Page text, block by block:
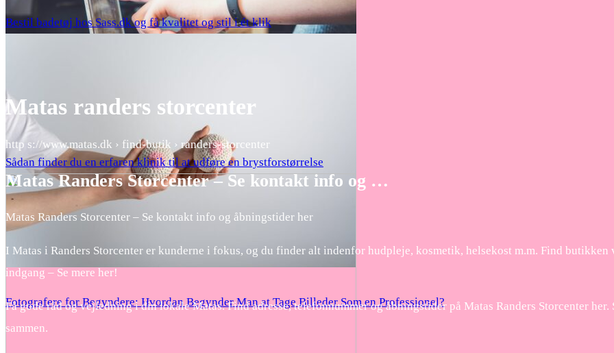
Bestil badetøj hos Sass.dk og få kvalitet og stil i ét klik
Sådan finder du en erfaren klinik til at udføre en brystforstørrelse
Fotografere for Begyndere: Hvordan Begynder Man at Tage Billeder Som en Professionel?
Matas randers storcenter
http s://www.matas.dk › find-butik › randers-storcenter
Matas Randers Storcenter – Se kontakt info og …
Matas Randers Storcenter – Se kontakt info og åbningstider her
I Matas i Randers Storcenter er kunderne i fokus, og du finder alt indenfor hudpleje, kosmetik, helsekost m.m. Find butikken
indgang – Se mere her!
Få gode råd og vejledning i din lokale Matas. Find adresse, telefonnummer og åbningstider på Matas Randers Storcenter her.
sammen.